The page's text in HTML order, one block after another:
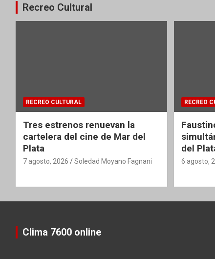
Recreo Cultural
RECREO CULTURAL
Tres estrenos renuevan la
cartelera del cine de Mar del
Plata
7 agosto, 2026 Soledad Moyano Fagnani
RECREO
del
6 agosto,
Clima 7600 online